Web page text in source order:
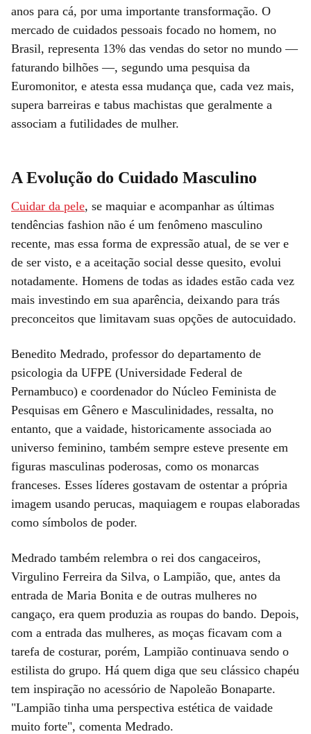
anos para cá, por uma importante transformação. O
mercado de cuidados pessoais focado no homem, no
Brasil, representa 13% das vendas do setor no mundo —
faturando bilhões —, segundo uma pesquisa da
Euromonitor, e atesta essa mudança que, cada vez mais,
supera barreiras e tabus machistas que geralmente a
associam a futilidades de mulher.
A Evolução do Cuidado Masculino
Cuidar da pele, se maquiar e acompanhar as últimas
tendências fashion não é um fenômeno masculino
recente, mas essa forma de expressão atual, de se ver e
de ser visto, e a aceitação social desse quesito, evolui
notadamente. Homens de todas as idades estão cada vez
mais investindo em sua aparência, deixando para trás
preconceitos que limitavam suas opções de autocuidado.
Benedito Medrado, professor do departamento de
psicologia da UFPE (Universidade Federal de
Pernambuco) e coordenador do Núcleo Feminista de
Pesquisas em Gênero e Masculinidades, ressalta, no
entanto, que a vaidade, historicamente associada ao
universo feminino, também sempre esteve presente em
figuras masculinas poderosas, como os monarcas
franceses. Esses líderes gostavam de ostentar a própria
imagem usando perucas, maquiagem e roupas elaboradas
como símbolos de poder.
Medrado também relembra o rei dos cangaceiros,
Virgulino Ferreira da Silva, o Lampião, que, antes da
entrada de Maria Bonita e de outras mulheres no
cangaço, era quem produzia as roupas do bando. Depois,
com a entrada das mulheres, as moças ficavam com a
tarefa de costurar, porém, Lampião continuava sendo o
estilista do grupo. Há quem diga que seu clássico chapéu
tem inspiração no acessório de Napoleão Bonaparte.
"Lampião tinha uma perspectiva estética de vaidade
muito forte", comenta Medrado.